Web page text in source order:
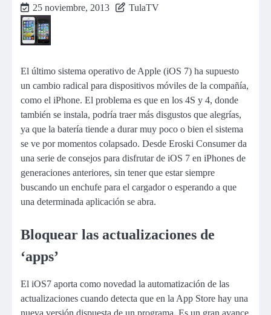
25 noviembre, 2013 TulaTV
El último sistema operativo de Apple (iOS 7) ha supuesto
un cambio radical para dispositivos móviles de la compañía,
como el iPhone. El problema es que en los 4S y 4, donde
también se instala, podría traer más disgustos que alegrías,
ya que la batería tiende a durar muy poco o bien el sistema
se ve por momentos colapsado. Desde Eroski Consumer da
una serie de consejos para disfrutar de iOS 7 en iPhones de
generaciones anteriores, sin tener que estar siempre
buscando un enchufe para el cargador o esperando a que
una determinada aplicación se abra.
Bloquear las actualizaciones de
‘apps’
El iOS7 aporta como novedad la automatización de las
actualizaciones cuando detecta que en la App Store hay una